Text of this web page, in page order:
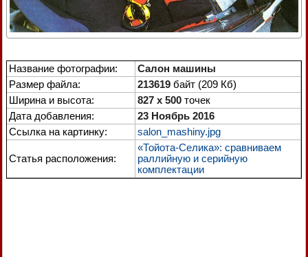
Название фотографии:
Салон машины
Размер файла:
213619 байт (209 Кб)
Ширина и высота:
827 x 500 точек
Дата добавления:
23 Ноябрь 2016
Ссылка на картинку:
salon_mashiny.jpg
Статья расположения:
«Тойота-Селика»: сравниваем
раллийную и серийную
комплектации